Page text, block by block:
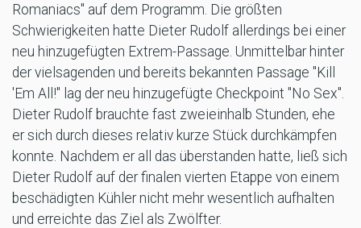
Romaniacs" auf dem Programm. Die größten
Schwierigkeiten hatte Dieter Rudolf allerdings bei einer
neu hinzugefügten Extrem-Passage. Unmittelbar hinter
der vielsagenden und bereits bekannten Passage "Kill
'Em All!" lag der neu hinzugefügte Checkpoint "No Sex".
Dieter Rudolf brauchte fast zweieinhalb Stunden, ehe
er sich durch dieses relativ kurze Stück durchkämpfen
konnte. Nachdem er all das überstanden hatte, ließ sich
Dieter Rudolf auf der finalen vierten Etappe von einem
beschädigten Kühler nicht mehr wesentlich aufhalten
und erreichte das Ziel als Zwölfter.